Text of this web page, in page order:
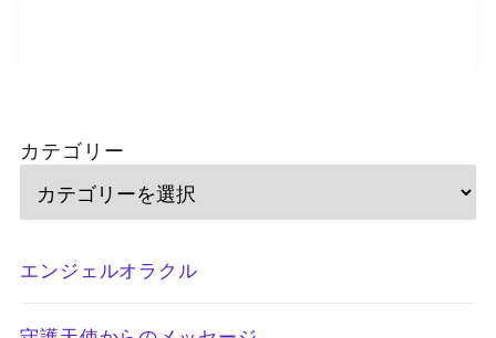
カテゴリー
エンジェルオラクル